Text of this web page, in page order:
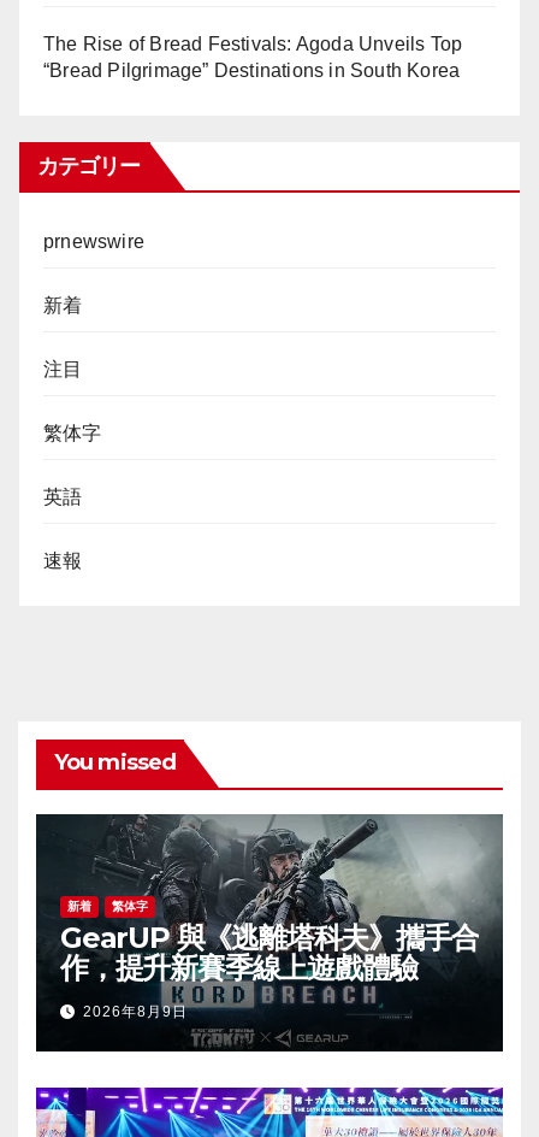
The Rise of Bread Festivals: Agoda Unveils Top
“Bread Pilgrimage” Destinations in South Korea
カテゴリー
prnewswire
新着
注目
繁体字
英語
速報
You missed
新着 繁体字
GearUP 與《逃離塔科夫》攜手合
作，提升新賽季線上遊戲體驗
2026年8月9日